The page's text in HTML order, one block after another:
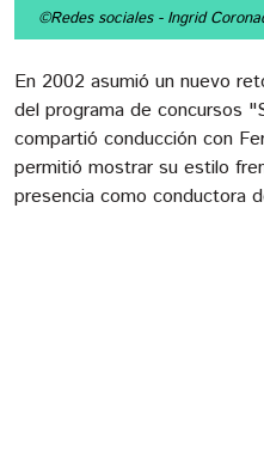
©Redes sociales - Ingrid
En 2002 asumió un nuevo
del programa de concursos
compartió conducción con
permitió mostrar su estilo
presencia como conductora